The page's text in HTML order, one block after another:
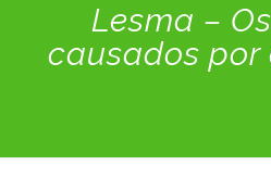
Lesma –
causados